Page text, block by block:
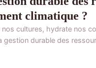
climatique ?
nos cultures, hydrate nos
durable des